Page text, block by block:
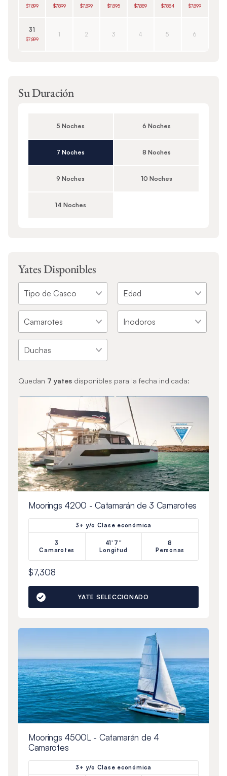
$7,899 $7,899 $7,899 $7,895 $7,889 $7,884 $7,899
31
$7,899
1 2 3 4 5 6
Su Duración
5 Noches 6 Noches
7 Noches 8 Noches
9 Noches 10 Noches
14 Noches
Yates Disponibles
Quedan 7 yatesdisponibles para la fecha indicada:
Moorings 4200 - Catamarán de 3 Camarotes
3+ y/o Clase económica
3
Camarotes
41'7"
Longitud
8
Personas
$7,308
YATE SELECCIONADO
Moorings 4500L - Catamarán de 4
Camarotes
3+ y/o Clase económica